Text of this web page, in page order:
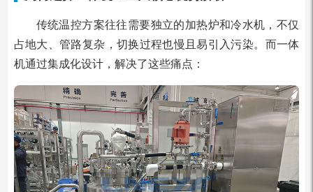
传统温控方案往往需要独立的加热炉和冷水机，不仅
占地大、管路复杂，切换过程也慢且易引入污染。而一体
机通过集成化设计，解决了这些痛点：